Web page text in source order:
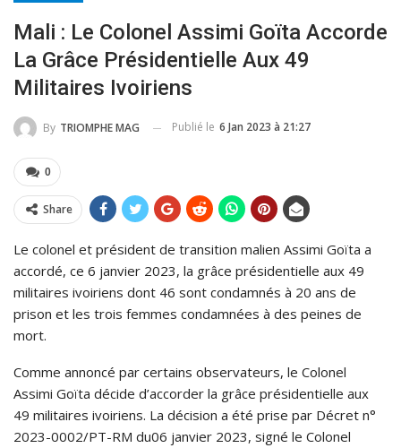
Mali : Le Colonel Assimi Goïta Accorde
La Grâce Présidentielle Aux 49
Militaires Ivoiriens
By TRIOMPHE MAG Publié le 6 Jan 2023 à 21:27
0
Share
Le colonel et président de transition malien Assimi Goïta a
accordé, ce 6 janvier 2023, la grâce présidentielle aux 49
militaires ivoiriens dont 46 sont condamnés à 20 ans de
prison et les trois femmes condamnées à des peines de
mort.
Comme annoncé par certains observateurs, le Colonel
Assimi Goïta décide d’accorder la grâce présidentielle aux
49 militaires ivoiriens. La décision a été prise par Décret n°
2023-0002/PT-RM du06 janvier 2023, signé le Colonel